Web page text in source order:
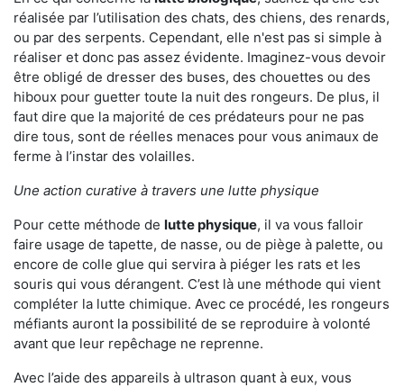
réalisée par l’utilisation des chats, des chiens, des renards,
ou par des serpents. Cependant, elle n'est pas si simple à
réaliser et donc pas assez évidente. Imaginez-vous devoir
être obligé de dresser des buses, des chouettes ou des
hiboux pour guetter toute la nuit des rongeurs. De plus, il
faut dire que la majorité de ces prédateurs pour ne pas
dire tous, sont de réelles menaces pour vous animaux de
ferme à l’instar des volailles.
Une action curative à travers une lutte physique
Pour cette méthode de lutte physique, il va vous falloir
faire usage de tapette, de nasse, ou de piège à palette, ou
encore de colle glue qui servira à piéger les rats et les
souris qui vous dérangent. C’est là une méthode qui vient
compléter la lutte chimique. Avec ce procédé, les rongeurs
méfiants auront la possibilité de se reproduire à volonté
avant que leur repêchage ne reprenne.
Avec l’aide des appareils à ultrason quant à eux, vous